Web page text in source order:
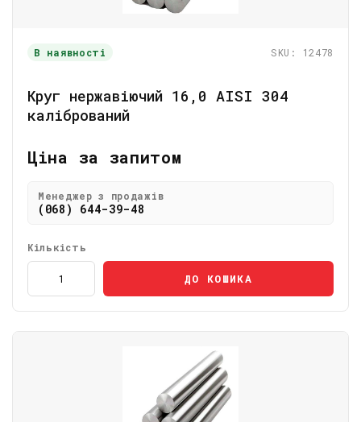
В наявності SKU: 12478
Круг нержавіючий 16,0 АІSI 304
калібрований
Ціна за запитом
Менеджер з продажів
(068) 644-39-48
Кількість
ДО КОШИКА